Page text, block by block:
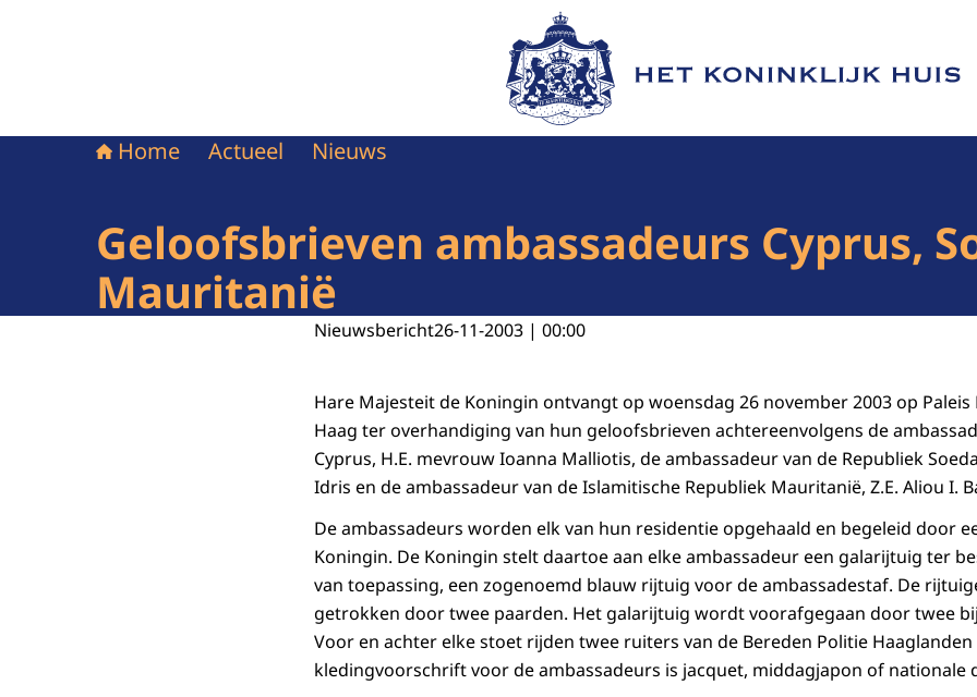
Naar de homepage van Het Koninklijk Huis
Home Actueel Nieuws
Geloofsbrieven ambassadeurs Cyprus,
Mauritanië
Nieuwsbericht26-11-2003 | 00:00
Hare Majesteit de Koningin ontvangt op woensdag 26 november 2003 op
Haag ter overhandiging van hun geloofsbrieven achtereenvolgens de
Cyprus, H.E. mevrouw Ioanna Malliotis, de ambassadeur van de Republiek
Idris en de ambassadeur van de Islamitische Republiek Mauritanië, Z.E. Aliou I.
De ambassadeurs worden elk van hun residentie opgehaald en begeleid door
Koningin. De Koningin stelt daartoe aan elke ambassadeur een galarijtuig ter
van toepassing, een zogenoemd blauw rijtuig voor de ambassadestaf. De
getrokken door twee paarden. Het galarijtuig wordt voorafgegaan door twee
Voor en achter elke stoet rijden twee ruiters van de Bereden Politie
kledingvoorschrift voor de ambassadeurs is jacquet, middagjapon of nationale